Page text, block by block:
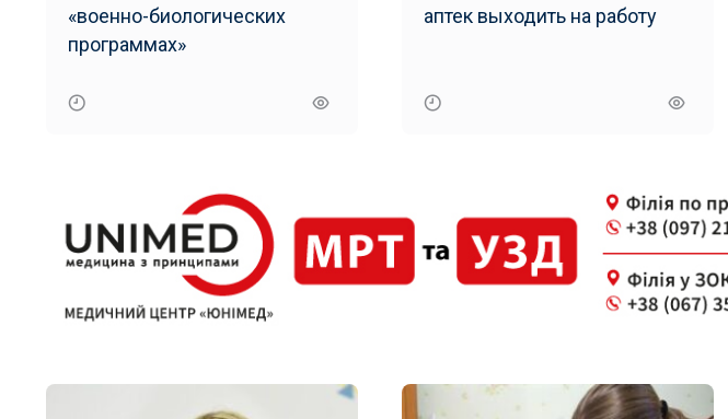
«военно-биологических
программах»
аптек выходить на работу